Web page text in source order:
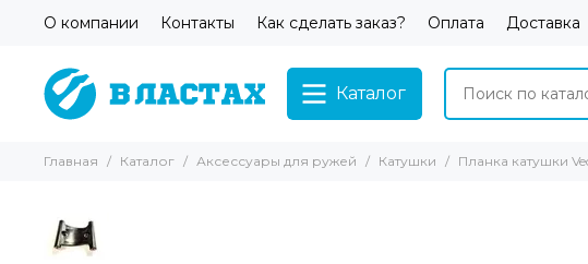
О компании Контакты Как сделать заказ? Оплата Доставка
Каталог
Главная Каталог Аксессуары для ружей Катушки Планка катушки